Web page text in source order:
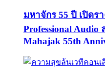
มหาจักร 55 ปี เปิดร
Professional
Mahajak 55th